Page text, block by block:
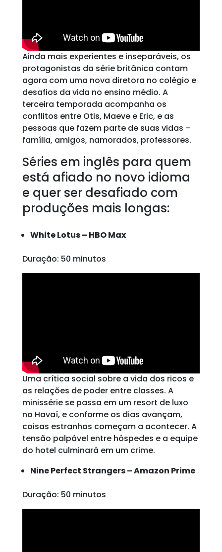
Ainda mais experientes e inseparáveis, os
protagonistas da série britânica contam
agora com uma nova diretora no colégio e
desafios da vida no ensino médio. A
terceira temporada acompanha os
conflitos entre Otis, Maeve e Eric, e as
pessoas que fazem parte de suas vidas –
família, amigos, namorados, professores.
Séries em inglês para quem
está afiado no novo idioma
e quer ser desafiado com
produções mais longas:
White Lotus – HBO Max
Duração: 50 minutos
Uma crítica social sobre a vida dos ricos e
as relações de poder entre classes. A
minissérie se passa em um resort de luxo
no Havaí, e conforme os dias avançam,
coisas estranhas começam a acontecer. A
tensão palpável entre hóspedes e a equipe
do hotel culminará em um crime.
Nine Perfect Strangers – Amazon Prime
Duração: 50 minutos